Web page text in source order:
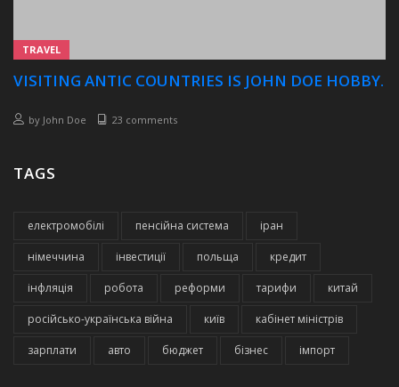
TRAVEL
VISITING ANTIC COUNTRIES IS JOHN DOE HOBBY.
by John Doe 23 comments
TAGS
електромобілі пенсійна система іран
німеччина інвестиції польща кредит
інфляція робота реформи тарифи китай
російсько-українська війна київ кабінет міністрів
зарплати авто бюджет бізнес імпорт